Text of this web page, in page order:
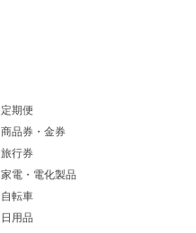
定期便
商品券・金券
旅行券
家電・電化製品
自転車
日用品